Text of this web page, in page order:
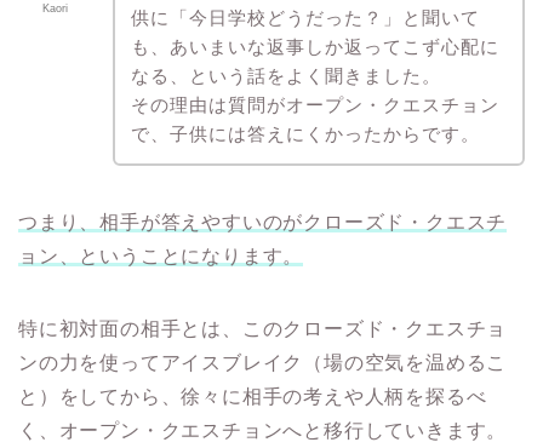
Kaori
供に「今日学校どうだった？」と聞いて
も、あいまいな返事しか返ってこず心配に
なる、という話をよく聞きました。
その理由は質問がオープン・クエスチョン
で、子供には答えにくかったからです。
つまり、相手が答えやすいのがクローズド・クエスチ
ョン、ということになります。
特に初対面の相手とは、このクローズド・クエスチョ
ンの力を使ってアイスブレイク（場の空気を温めるこ
と）をしてから、徐々に相手の考えや人柄を探るべ
く、オープン・クエスチョンへと移行していきます。